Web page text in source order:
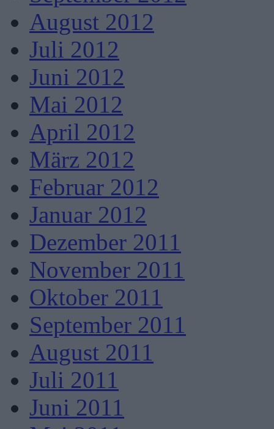
August 2012
Juli 2012
Juni 2012
Mai 2012
April 2012
März 2012
Februar 2012
Januar 2012
Dezember 2011
November 2011
Oktober 2011
September 2011
August 2011
Juli 2011
Juni 2011